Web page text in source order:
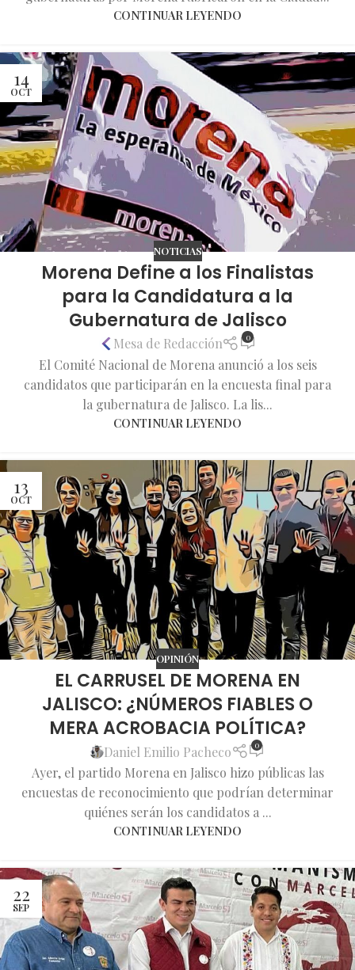
CONTINUAR LEYENDO
14
OCT
NOTICIAS
Morena Define a los Finalistas
para la Candidatura a la
Gubernatura de Jalisco
Mesa de Redacción 0
El Comité Nacional de Morena anunció a los seis
candidatos que participarán en la encuesta final para
la gubernatura de Jalisco. La lis...
CONTINUAR LEYENDO
13
OCT
OPINIÓN
EL CARRUSEL DE MORENA EN
JALISCO: ¿NÚMEROS FIABLES O
MERA ACROBACIA POLÍTICA?
Daniel Emilio Pacheco 0
Ayer, el partido Morena en Jalisco hizo públicas las
encuestas de reconocimiento que podrían determinar
quiénes serán los candidatos a ...
CONTINUAR LEYENDO
22
SEP